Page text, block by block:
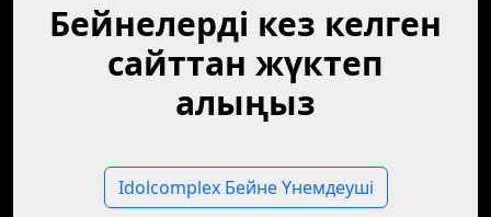
Бейнелерді кез келген
сайттан жүктеп
алыңыз
Idolcomplex Бейне Үнемдеуші